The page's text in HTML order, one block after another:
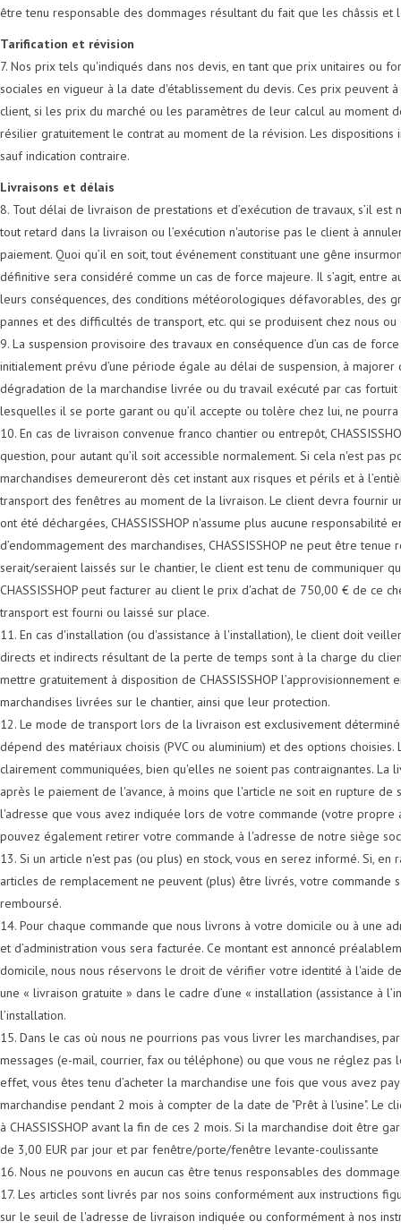
être tenu responsable des dommages résultant du fait que les châssis
Tarification et révision
7. Nos prix tels qu'indiqués dans nos devis, en tant que prix unitaires ou
sociales en vigueur à la date d'établissement du devis. Ces prix peuvent
client, si les prix du marché ou les paramètres de leur calcul au moment
résilier gratuitement le contrat au moment de la révision. Les
sauf indication contraire.
Livraisons et délais
8. Tout délai de livraison de prestations et d’exécution de travaux, s’il
tout retard dans la livraison ou l’exécution n'autorise pas le client à
paiement. Quoi qu’il en soit, tout événement constituant une gêne
définitive sera considéré comme un cas de force majeure. Il s’agit, entre
leurs conséquences, des conditions météorologiques défavorables, des
pannes et des difficultés de transport, etc. qui se produisent chez nous ou
9. La suspension provisoire des travaux en conséquence d’un cas de
initialement prévu d’une période égale au délai de suspension, à
dégradation de la marchandise livrée ou du travail exécuté par cas
lesquelles il se porte garant ou qu’il accepte ou tolère chez lui, ne pourra
10. En cas de livraison convenue franco chantier ou entrepôt,
question, pour autant qu’il soit accessible normalement. Si cela n'est
marchandises demeureront dès cet instant aux risques et périls et à
transport des fenêtres au moment de la livraison. Le client devra fournir
ont été déchargées, CHASSISSHOP n'assume plus aucune
d’endommagement des marchandises, CHASSISSHOP ne peut être
serait/seraient laissés sur le chantier, le client est tenu de communiquer
CHASSISSHOP peut facturer au client le prix d'achat de 750,00 € de ce
transport est fourni ou laissé sur place.
11. En cas d'installation (ou d'assistance à l'installation), le client doit
directs et indirects résultant de la perte de temps sont à la charge du
mettre gratuitement à disposition de CHASSISSHOP
marchandises livrées sur le chantier, ainsi que leur protection.
12. Le mode de transport lors de la livraison est exclusivement
dépend des matériaux choisis (PVC ou aluminium) et des options
clairement communiquées, bien qu'elles ne soient pas contraignantes.
après le paiement de l'avance, à moins que l'article ne soit en rupture
l'adresse que vous avez indiquée lors de votre commande (votre
pouvez également retirer votre commande à l'adresse de notre siège
13. Si un article n'est pas (ou plus) en stock, vous en serez informé. Si,
articles de remplacement ne peuvent (plus) être livrés, votre
remboursé.
14. Pour chaque commande que nous livrons à votre domicile ou à une
et d’administration vous sera facturée. Ce montant est annoncé
domicile, nous nous réservons le droit de vérifier votre identité à l'aide
une « livraison gratuite » dans le cadre d’une « installation (assistance
l’installation.
15. Dans le cas où nous ne pourrions pas vous livrer les marchandises,
messages (e-mail, courrier, fax ou téléphone) ou que vous ne réglez
effet, vous êtes tenu d’acheter la marchandise une fois que vous avez
marchandise pendant 2 mois à compter de la date de "Prêt à l'usine". Le
à CHASSISSHOP avant la fin de ces 2 mois. Si la marchandise doit être
de 3,00 EUR par jour et par fenêtre/porte/fenêtre levante-coulissante
16. Nous ne pouvons en aucun cas être tenus responsables des
17. Les articles sont livrés par nos soins conformément aux instructions
sur le seuil de l'adresse de livraison indiquée ou conformément à nos